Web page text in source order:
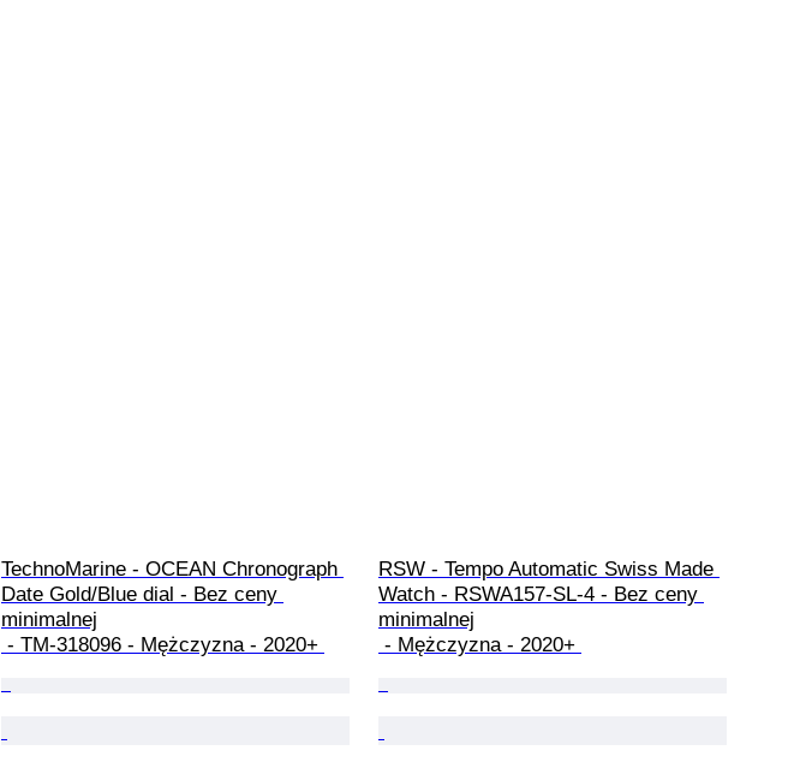
TechnoMarine - OCEAN Chronograph
Date Gold/Blue dial - Bez ceny
minimalnej
- TM-318096 - Mężczyzna - 2020+
RSW - Tempo Automatic Swiss Made
Watch - RSWA157-SL-4 - Bez ceny
minimalnej
- Mężczyzna - 2020+